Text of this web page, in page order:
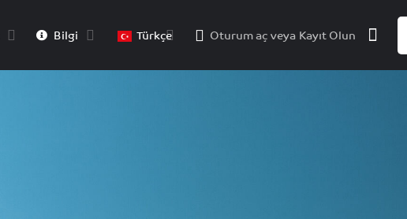
Bilgi Türkçe Oturum aç veya Kayıt Olun